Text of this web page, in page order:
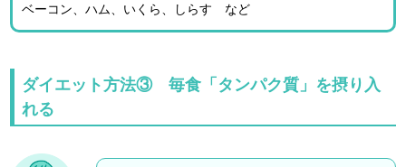
ベーコン、ハム、いくら、しらす など
ダイエット方法③ 毎食「タンパク質」を摂り入
れる